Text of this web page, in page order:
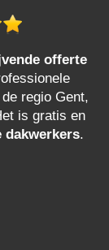
offerte
regio Gent,
is gratis en
dakwerkers.